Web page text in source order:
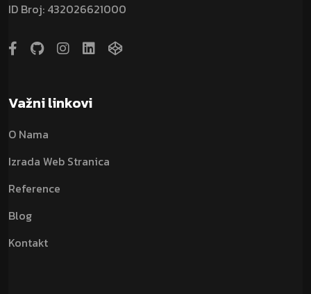
ID Broj: 432026621000
Važni linkovi
O Nama
Izrada Web Stranica
Reference
Blog
Kontakt